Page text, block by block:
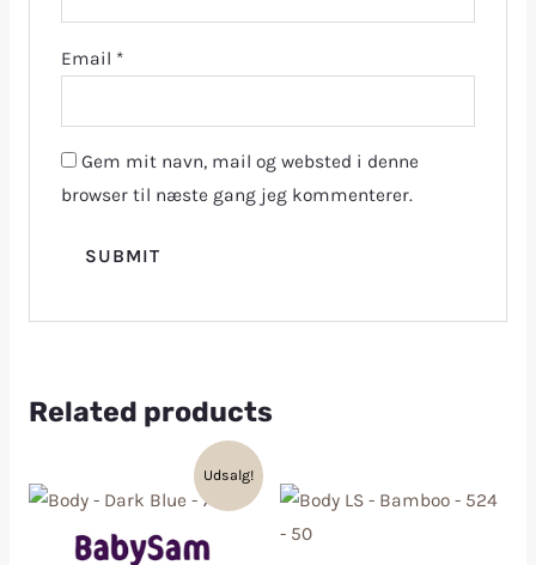
Email *
Gem mit navn, mail og websted i denne
browser til næste gang jeg kommenterer.
Related products
Udsalg!